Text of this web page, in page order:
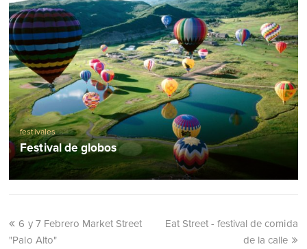
festivales
Festival de globos
6 y 7 Febrero Market Street
"Palo Alto"
Eat Street - festival de comida
de la calle